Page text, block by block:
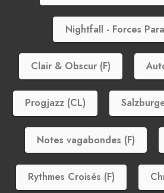
Nightfall - Forces
Clair & Obscur (F)
Progjazz (CL)
Notes vagabondes (F)
Rythmes Croisés (F)